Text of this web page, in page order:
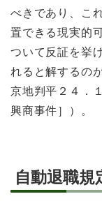
べきであり、こ
置できる現実的
ついて反証を挙
れると解するの
京地判平２４．
興商事件］）。
自動退職規